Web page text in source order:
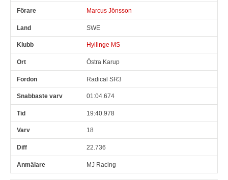
Marcus Jönsson
SWE
Hyllinge MS
Östra Karup
Radical SR3
01:04.674
19:40.978
18
22.736
MJ Racing